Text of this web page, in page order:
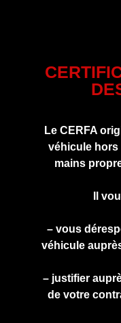
Le CERFA
véhicule hors
mains
Il
– vous
véhicule
– justifier
de votre